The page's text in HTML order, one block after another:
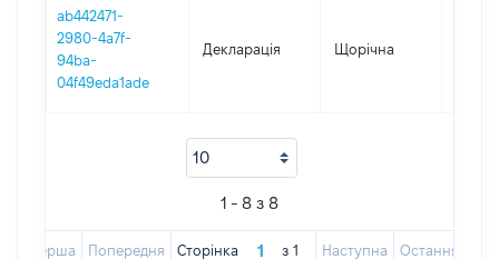
ab442471-
2980-4a7f-
94ba-
04f49eda1ade
Декларація Щорічна
1 - 8 з 8
Перша Попередня Сторінка з 1 Наступна Остання